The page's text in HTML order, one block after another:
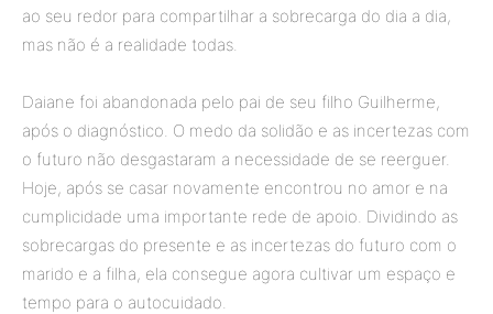
ao seu redor para compartilhar a sobrecarga do dia a dia,
mas não é a realidade todas.
Daiane foi abandonada pelo pai de seu filho Guilherme,
após o diagnóstico. O medo da solidão e as incertezas com
o futuro não desgastaram a necessidade de se reerguer.
Hoje, após se casar novamente encontrou no amor e na
cumplicidade uma importante rede de apoio. Dividindo as
sobrecargas do presente e as incertezas do futuro com o
marido e a filha, ela consegue agora cultivar um espaço e
tempo para o autocuidado.